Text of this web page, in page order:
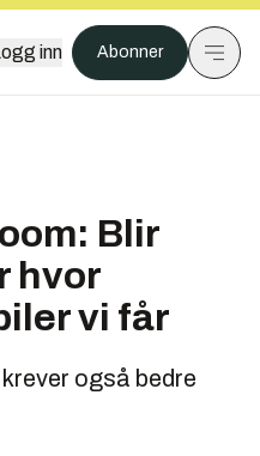
inn Abonner
Blir
hvor
vi får
også bedre